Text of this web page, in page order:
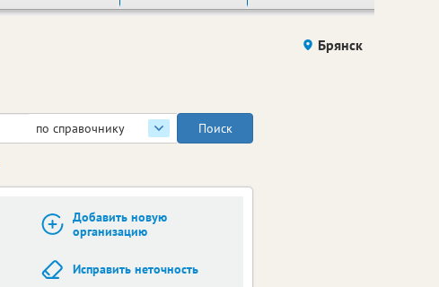
Брянск
по справочнику
Добавить новую
организацию
Исправить неточность